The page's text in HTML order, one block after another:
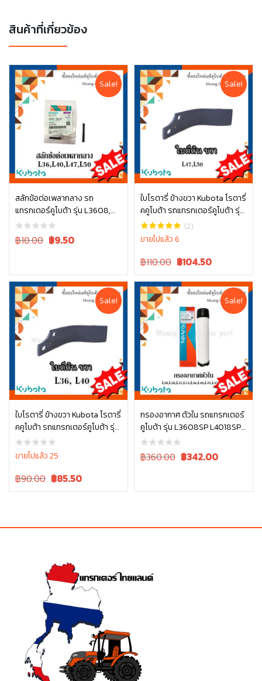
สินค้าที่เกี่ยวข้อง
Sale!
สลักข้อต่อเพลากลาง รถ
แทรกเตอร์คูโบต้า รุ่น L3608,
L4018, L4708, L5018 05411-
00430
Original
฿10.00 Current
฿9.50
หยิบใส่ตะกร้า
Sale!
ใบโรตารี่ ข้างขวา Kubota โรตารี่
คคูโบต้า รถแทรกเตอร์คูโบต้า รุ่น
L4708 L5018 W9518-54071
(2)
ขายไปแล้ว 6
Original
was:
฿110.00.
฿110.00 Current
is:
฿110.00.
฿104.50
หยิบใส่ตะกร้า
Sale!
ใบโรตารี่ ข้างขวา Kubota โรตารี่
คคูโบต้า รถแทรกเตอร์คูโบต้า รุ่น
L3608, L4018 W9516-54173
ขายไปแล้ว 25
Original
฿90.00 Current
฿85.50
หยิบใส่ตะกร้า
Sale!
กรองอากาศ ตัวใน รถแทรกเตอร์
คูโบต้า รุ่น L3608SP L4018SP
L4708SP W9501-31090B
Original
฿360.00 Current
฿342.00
หยิบใส่ตะกร้า